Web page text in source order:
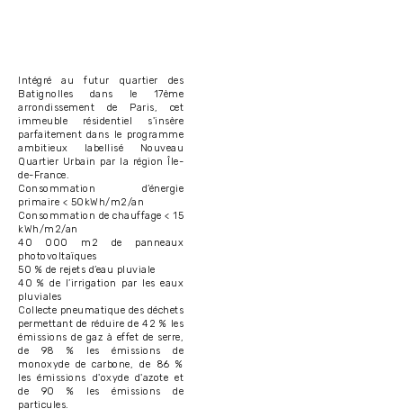
Intégré au futur quartier des
Batignolles dans le 17ème
arrondissement de Paris, cet
immeuble résidentiel s'insère
parfaitement dans le programme
ambitieux labellisé Nouveau
Quartier Urbain par la région Île-
de-France.
Consommation d’énergie
primaire < 50kWh/m2/an
Consommation de chauffage < 15
kWh/m2/an
40 000 m2 de panneaux
photovoltaïques
50 % de rejets d’eau pluviale
40 % de l’irrigation par les eaux
pluviales
Collecte pneumatique des déchets
permettant de réduire de 42 % les
émissions de gaz à effet de serre,
de 98 % les émissions de
monoxyde de carbone, de 86 %
les émissions d'oxyde d'azote et
de 90 % les émissions de
particules.